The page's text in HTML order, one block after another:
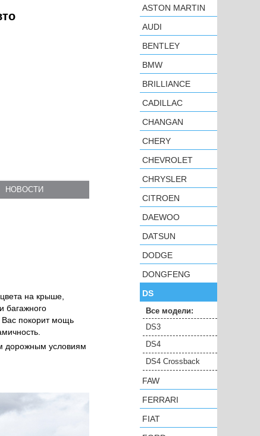
НОВОСТИ
на крыше,
багажного
Вас покорит мощь
дорожным условиям
ASTON MARTIN
AUDI
BENTLEY
BMW
BRILLIANCE
CADILLAC
CHANGAN
CHERY
CHEVROLET
CHRYSLER
CITROEN
DAEWOO
DATSUN
DODGE
DONGFENG
DS
Все модели:
DS3
DS4
DS4 Crossback
FAW
FERRARI
FIAT